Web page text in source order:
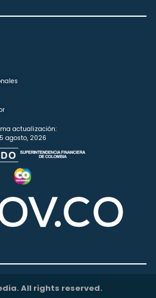
actualización:
5 agosto, 2026
All rights reserved.